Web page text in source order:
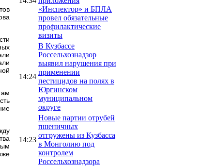
«Инспектор» и БПЛА
провел обязательные
профилактические
визиты
14:24
В Кузбассе
Россельхознадзор
выявил нарушения при
применении
пестицидов на полях в
Юргинском
муниципальном
округе
14:23
Новые партии отрубей
пшеничных
отгружены из Кузбасса
в Монголию под
контролем
Россельхознадзора